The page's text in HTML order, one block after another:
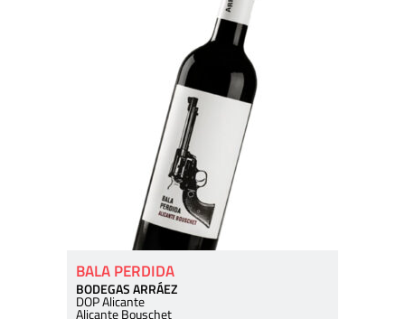
BALA PERDIDA
BODEGAS ARRÁEZ
DOP Alicante
Alicante Bouschet